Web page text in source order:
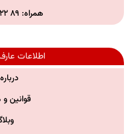
همراه:
اطلاعات
قوانین